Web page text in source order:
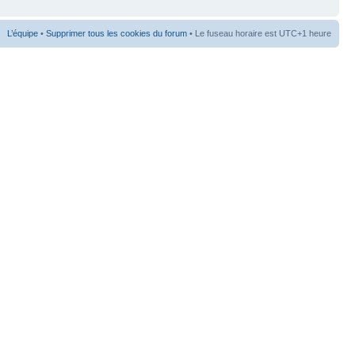
L’équipe • Supprimer tous les cookies du forum • Le fuseau horaire est UTC+1 heure